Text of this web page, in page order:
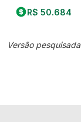
R$ 50.684
Versão pesquisada